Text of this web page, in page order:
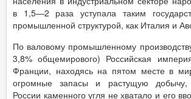
в 1,5—2 раза уступала таким
промышленной структурой, как Италия и
По валовому промышленному
3,8% общемирового) Российская
Франции, находясь на пятом месте в
огромные запасы и растущую
России каменного угля не хватало и его